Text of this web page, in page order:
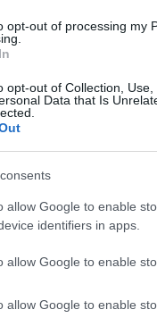
opt-out of processing my
opt-out of Collection,
Data that Is
allow Google to enable
identifiers in apps.
allow Google to enable
allow Google to enable